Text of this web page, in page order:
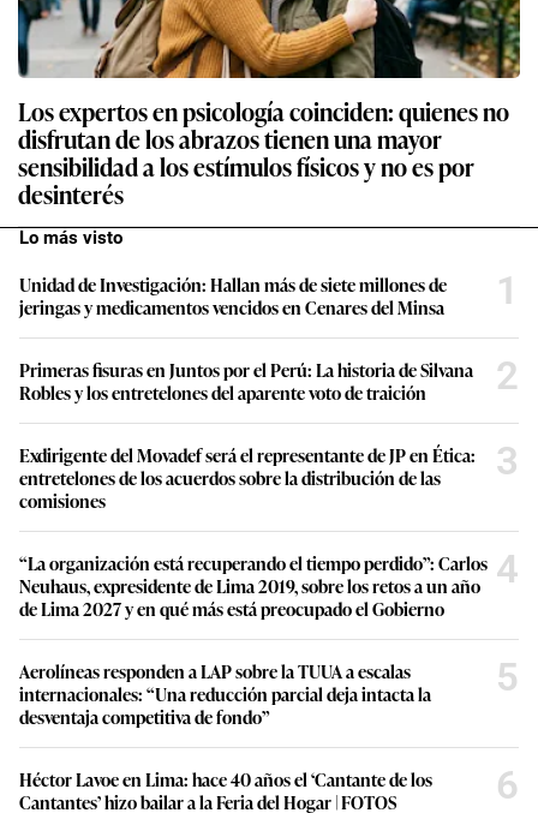
Los expertos en psicología coinciden: quienes no
disfrutan de los abrazos tienen una mayor
sensibilidad a los estímulos físicos y no es por
desinterés
Lo más visto
Unidad de Investigación: Hallan más de siete millones de
jeringas y medicamentos vencidos en Cenares del Minsa
1
Primeras fisuras en Juntos por el Perú: La historia de Silvana
Robles y los entretelones del aparente voto de traición
2
Exdirigente del Movadef será el representante de JP en Ética:
entretelones de los acuerdos sobre la distribución de las
comisiones
3
“La organización está recuperando el tiempo perdido”: Carlos
Neuhaus, expresidente de Lima 2019, sobre los retos a un año
de Lima 2027 y en qué más está preocupado el Gobierno
4
Aerolíneas responden a LAP sobre la TUUA a escalas
internacionales: “Una reducción parcial deja intacta la
desventaja competitiva de fondo”
5
Héctor Lavoe en Lima: hace 40 años el ‘Cantante de los
Cantantes’ hizo bailar a la Feria del Hogar | FOTOS
6